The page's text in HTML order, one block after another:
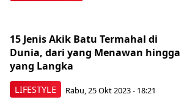
LIFESTYLE
15 Jenis Akik Batu Termahal di
Dunia, dari yang Menawan hingga
yang Langka
Rabu, 25 Okt 2023 - 18:21